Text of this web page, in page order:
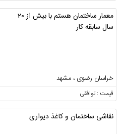
معمار ساختمان هستم با بیش از 20
سال سابقه کار
خراسان رضوی ، مشهد
قیمت : توافقی
نقاشی ساختمان و کاغذ دیواری